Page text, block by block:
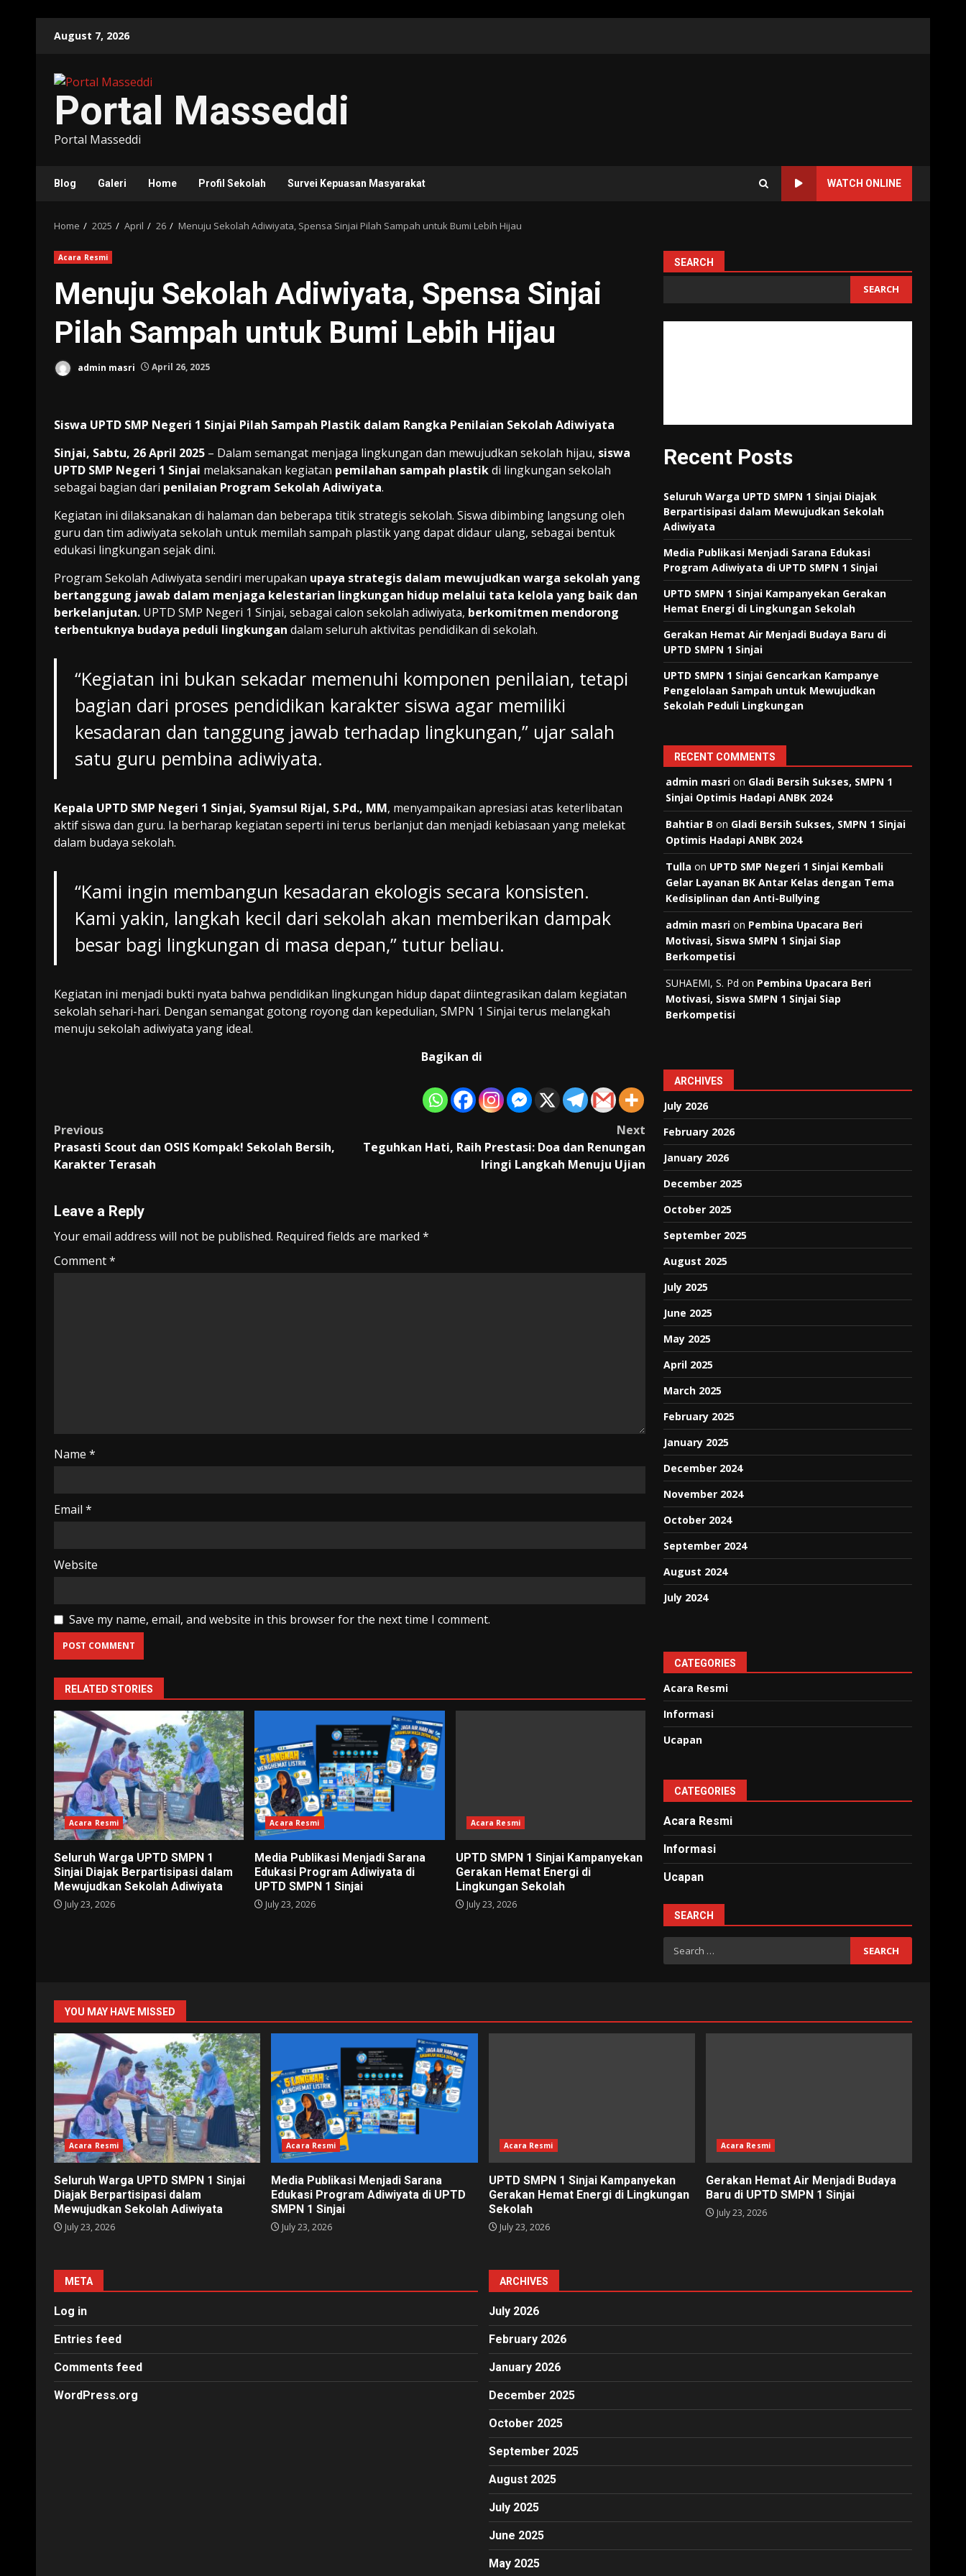
August 7, 2026
Portal Masseddi
Portal Masseddi
Blog Galeri Home Profil Sekolah Survei Kepuasan Masyarakat WATCH ONLINE
Home 2025 April 26 Menuju Sekolah Adiwiyata, Spensa Sinjai Pilah Sampah untuk Bumi Lebih Hijau
Acara Resmi
Menuju Sekolah Adiwiyata, Spensa Sinjai
Pilah Sampah untuk Bumi Lebih Hijau
admin masri April 26, 2025
Siswa UPTD SMP Negeri 1 Sinjai Pilah Sampah Plastik dalam Rangka Penilaian Sekolah Adiwiyata
Sinjai, Sabtu, 26 April 2025 – Dalam semangat menjaga lingkungan dan mewujudkan sekolah hijau, siswa
UPTD SMP Negeri 1 Sinjai melaksanakan kegiatan pemilahan sampah plastikdi lingkungan sekolah
sebagai bagian dari penilaian Program Sekolah Adiwiyata.
Kegiatan ini dilaksanakan di halaman dan beberapa titik strategis sekolah. Siswa dibimbing langsung oleh
guru dan tim adiwiyata sekolah untuk memilah sampah plastik yang dapat didaur ulang, sebagai bentuk
edukasi lingkungan sejak dini.
Program Sekolah Adiwiyata sendiri merupakan upaya strategis dalam mewujudkan warga sekolah yang
bertanggung jawab dalam menjaga kelestarian lingkungan hidup melalui tata kelola yang baik dan
berkelanjutan. UPTD SMP Negeri 1 Sinjai, sebagai calon sekolah adiwiyata, berkomitmen mendorong
terbentuknya budaya peduli lingkungan dalam seluruh aktivitas pendidikan di sekolah.
“Kegiatan ini bukan sekadar memenuhi komponen penilaian, tetapi
bagian dari proses pendidikan karakter siswa agar memiliki
kesadaran dan tanggung jawab terhadap lingkungan,” ujar salah
satu guru pembina adiwiyata.
Kepala UPTD SMP Negeri 1 Sinjai, Syamsul Rijal, S.Pd., MM, menyampaikan apresiasi atas keterlibatan
aktif siswa dan guru. Ia berharap kegiatan seperti ini terus berlanjut dan menjadi kebiasaan yang melekat
dalam budaya sekolah.
“Kami ingin membangun kesadaran ekologis secara konsisten.
Kami yakin, langkah kecil dari sekolah akan memberikan dampak
besar bagi lingkungan di masa depan,” tutur beliau.
Kegiatan ini menjadi bukti nyata bahwa pendidikan lingkungan hidup dapat diintegrasikan dalam kegiatan
sekolah sehari-hari. Dengan semangat gotong royong dan kepedulian, SMPN 1 Sinjai terus melangkah
menuju sekolah adiwiyata yang ideal.
Bagikan di
Post
navigation
Previous
Prasasti Scout dan OSIS Kompak! Sekolah Bersih,
Karakter Terasah
Next
Teguhkan Hati, Raih Prestasi: Doa dan Renungan
Iringi Langkah Menuju Ujian
Leave a Reply
Your email address will not be published. Required fields are marked *
Comment*
Name *
Email *
Website
Save my name, email, and website in this browser for the next time I comment.
RELATED STORIES
Acara Resmi
Seluruh Warga UPTD SMPN 1
Sinjai Diajak Berpartisipasi dalam
Mewujudkan Sekolah Adiwiyata
July 23, 2026
Acara Resmi
Media Publikasi Menjadi Sarana
Edukasi Program Adiwiyata di
UPTD SMPN 1 Sinjai
July 23, 2026
Acara Resmi
UPTD SMPN 1 Sinjai Kampanyekan
Gerakan Hemat Energi di
Lingkungan Sekolah
July 23, 2026
SEARCH
SEARCH
Recent Posts
Seluruh Warga UPTD SMPN 1 Sinjai Diajak
Berpartisipasi dalam Mewujudkan Sekolah
Adiwiyata
Media Publikasi Menjadi Sarana Edukasi
Program Adiwiyata di UPTD SMPN 1 Sinjai
UPTD SMPN 1 Sinjai Kampanyekan Gerakan
Hemat Energi di Lingkungan Sekolah
Gerakan Hemat Air Menjadi Budaya Baru di
UPTD SMPN 1 Sinjai
UPTD SMPN 1 Sinjai Gencarkan Kampanye
Pengelolaan Sampah untuk Mewujudkan
Sekolah Peduli Lingkungan
RECENT COMMENTS
admin masri on Gladi Bersih Sukses, SMPN 1
Sinjai Optimis Hadapi ANBK 2024
Bahtiar B on Gladi Bersih Sukses, SMPN 1 Sinjai
Optimis Hadapi ANBK 2024
Tulla on UPTD SMP Negeri 1 Sinjai Kembali
Gelar Layanan BK Antar Kelas dengan Tema
Kedisiplinan dan Anti-Bullying
admin masri on Pembina Upacara Beri
Motivasi, Siswa SMPN 1 Sinjai Siap
Berkompetisi
SUHAEMI, S. Pd on Pembina Upacara Beri
Motivasi, Siswa SMPN 1 Sinjai Siap
Berkompetisi
ARCHIVES
July 2026
February 2026
January 2026
December 2025
October 2025
September 2025
August 2025
July 2025
June 2025
May 2025
April 2025
March 2025
February 2025
January 2025
December 2024
November 2024
October 2024
September 2024
August 2024
July 2024
CATEGORIES
Acara Resmi
Informasi
Ucapan
CATEGORIES
Acara Resmi
Informasi
Ucapan
SEARCH
Search
for:
YOU MAY HAVE MISSED
Acara Resmi
Seluruh Warga UPTD SMPN 1 Sinjai
Diajak Berpartisipasi dalam
Mewujudkan Sekolah Adiwiyata
July 23, 2026
Acara Resmi
Media Publikasi Menjadi Sarana
Edukasi Program Adiwiyata di UPTD
SMPN 1 Sinjai
July 23, 2026
Acara Resmi
UPTD SMPN 1 Sinjai Kampanyekan
Gerakan Hemat Energi di Lingkungan
Sekolah
July 23, 2026
Acara Resmi
Gerakan Hemat Air Menjadi Budaya
Baru di UPTD SMPN 1 Sinjai
July 23, 2026
META
Log in
Entries feed
Comments feed
WordPress.org
ARCHIVES
July 2026
February 2026
January 2026
December 2025
October 2025
September 2025
August 2025
July 2025
June 2025
May 2025